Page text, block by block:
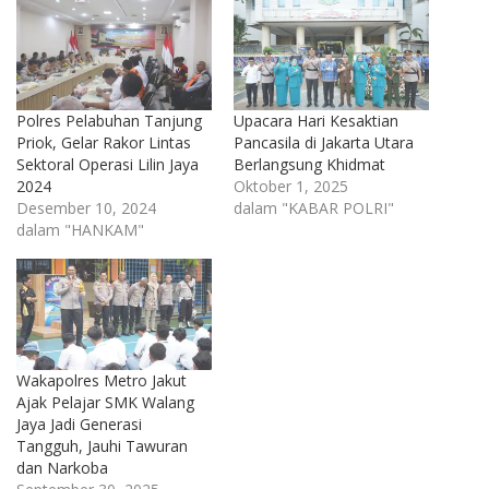
Polres Pelabuhan Tanjung
Priok, Gelar Rakor Lintas
Sektoral Operasi Lilin Jaya
2024
Desember 10, 2024
dalam "HANKAM"
Upacara Hari Kesaktian
Pancasila di Jakarta Utara
Berlangsung Khidmat
Oktober 1, 2025
dalam "KABAR POLRI"
Wakapolres Metro Jakut
Ajak Pelajar SMK Walang
Jaya Jadi Generasi
Tangguh, Jauhi Tawuran
dan Narkoba